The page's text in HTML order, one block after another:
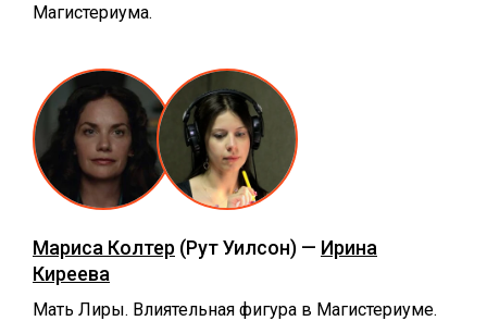
Магистериума.
Мариса Колтер (Рут Уилсон) — Ирина
Киреева
Мать Лиры. Влиятельная фигура в Магистериуме.